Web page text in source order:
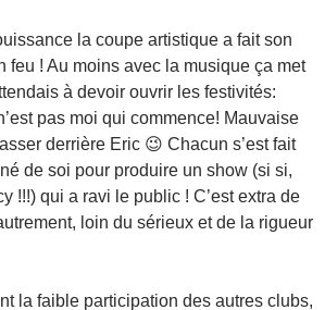
la coupe artistique a fait son
feu ! Au moins avec la musique ça met
à devoir ouvrir les festivités:
pas moi qui commence! Mauvaise
derrière Eric 😉 Chacun s’est fait
de soi pour produire un show (si si,
!!!) qui a ravi le public ! C’est extra de
loin du sérieux et de la rigueur
la faible participation des autres clubs,